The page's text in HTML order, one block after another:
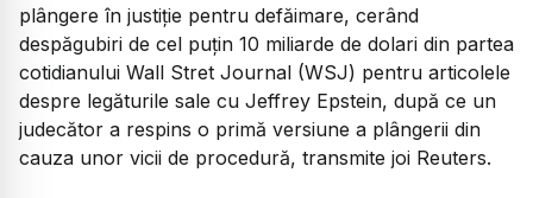
plângere în justiție pentru defăimare, cerând
despăgubiri de cel puțin 10 miliarde de dolari din partea
cotidianului Wall Stret Journal (WSJ) pentru articolele
despre legăturile sale cu Jeffrey Epstein, după ce un
judecător a respins o primă versiune a plângerii din
cauza unor vicii de procedură, transmite joi Reuters.